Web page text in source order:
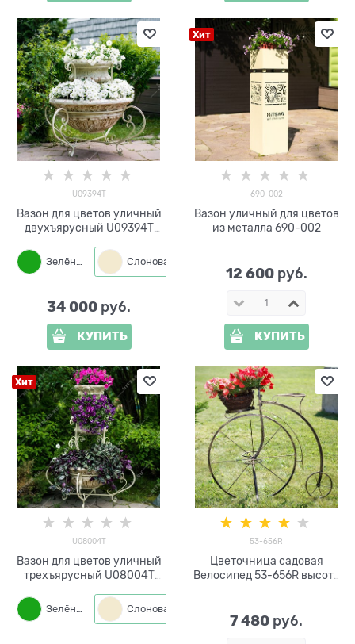
U09394T
Вазон для цветов уличный
двухъярусный U09394T
Зелёный
34 000 руб.
КУПИТЬ
Хит
690-002
Вазон уличный для цветов
из металла 690-002
12 600 руб.
КУПИТЬ
Хит
U08004T
Вазон для цветов уличный
трехъярусный U08004T
Зелёный
53-656R
Цветочница садовая
Велосипед 53-656R высота
7 480 руб.